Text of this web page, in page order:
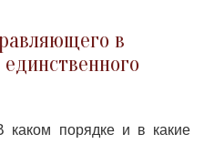
в
каком порядке и в какие